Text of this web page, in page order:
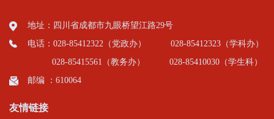
地址：四川省成都市九眼桥望江路29号
电话：028-85412322（党政办）
028-85412323（学科办）
028-85415561（教务办）
028-85410030（学生科）
邮编 ：610064
友情链接